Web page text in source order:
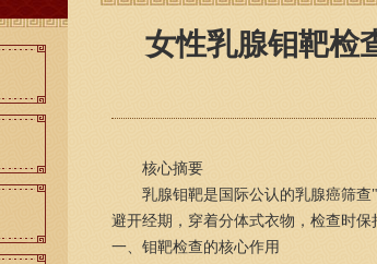
女性乳腺钼靶检
核心摘要
乳腺钼靶是国际公认的乳腺癌筛
避开经期，穿着分体式衣物，检查时保
一、钼靶检查的核心作用